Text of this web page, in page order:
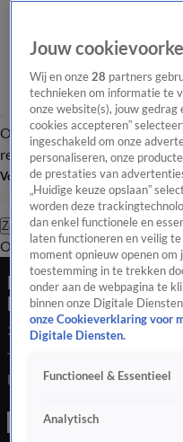
Overzicht Laatste nieuws
redactie
Volg Hart van Nederland
Zoeken
OverzichtRegioUitzendingen
Dode konijnen
botjes gebroken
24 juli 2020, 21:22
Toevallige voorbijgangers
konijnen gevonden op
waren gebroken.
Jouw
Wij en onze28 partners
technieken om informatie te
onze website(s), jouw gedrag
cookies accepteren”
ingeschakeld om onze
personaliseren, onze
de prestaties van
„Huidige keuze opslaan”
worden deze
dan enkel functionele en
laten functioneren en veilig
moment opnieuw openen om
toestemming in te trekken
onder aan de webpagina te
binnen onze Digitale
onze Cookieverklaring voor
Digitale Diensten.
Functioneel & Essentieel
Analytisch